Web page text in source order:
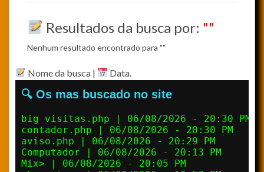
Resultados da busca por: ""
Nenhum resultado encontrado para ""
Nome da busca | Data.